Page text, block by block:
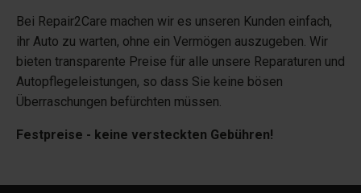
Bei Repair2Care machen wir es unseren Kunden einfach,
ihr Auto zu warten, ohne ein Vermögen auszugeben. Wir
bieten transparente Preise für alle unsere Reparaturen und
Autopflegeleistungen, so dass Sie keine bösen
Überraschungen befürchten müssen.
Festpreise - keine versteckten Gebühren!